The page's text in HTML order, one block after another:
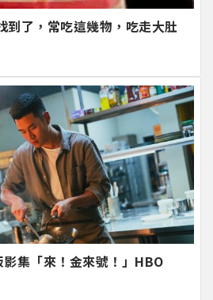
到了，常吃這幾物，吃走大肚
影集「來！金來號！」HBO